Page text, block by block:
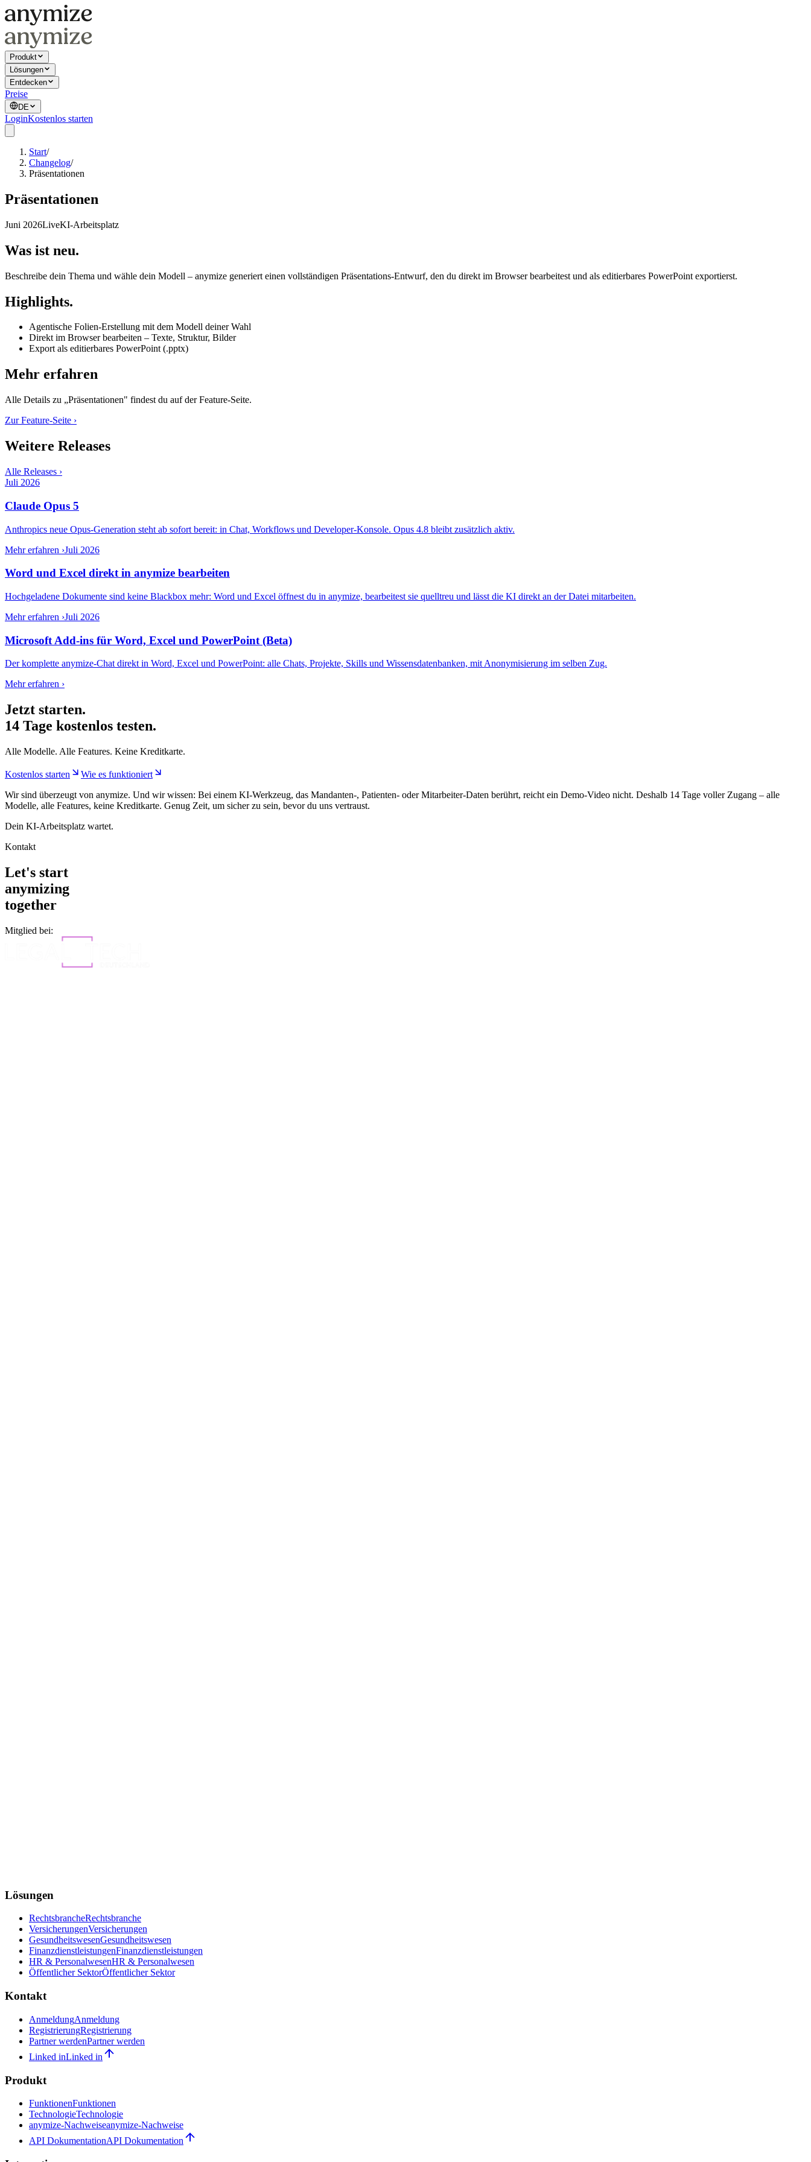
Produkt
Lösungen
Entdecken
Preise
DE
LoginKostenlos starten
Start/
Changelog/
Präsentationen
Präsentationen
Juni 2026LiveKI-Arbeitsplatz
Was ist neu.
Beschreibe dein Thema und wähle dein Modell – anymize generiert einen vollständigen Präsentations-Entwurf, den du direkt im Browser bearbeitest und als editierbares PowerPoint exportierst.
Highlights.
Agentische Folien-Erstellung mit dem Modell deiner Wahl
Direkt im Browser bearbeiten – Texte, Struktur, Bilder
Export als editierbares PowerPoint (.pptx)
Mehr erfahren
Alle Details zu „Präsentationen" findest du auf der Feature-Seite.
Zur Feature-Seite ›
Weitere Releases
Alle Releases ›
Juli 2026
Claude Opus 5
Anthropics neue Opus-Generation steht ab sofort bereit: in Chat, Workflows und Developer-Konsole. Opus 4.8 bleibt zusätzlich aktiv.
Mehr erfahren ›Juli 2026
Word und Excel direkt in anymize bearbeiten
Hochgeladene Dokumente sind keine Blackbox mehr: Word und Excel öffnest du in anymize, bearbeitest sie quelltreu und lässt die KI direkt an der Datei mitarbeiten.
Mehr erfahren ›Juli 2026
Microsoft Add-ins für Word, Excel und PowerPoint (Beta)
Der komplette anymize-Chat direkt in Word, Excel und PowerPoint: alle Chats, Projekte, Skills und Wissensdatenbanken, mit Anonymisierung im selben Zug.
Mehr erfahren ›
Jetzt starten.
14 Tage kostenlos testen.
Alle Modelle. Alle Features. Keine Kreditkarte.
Kostenlos starten
Wie es funktioniert
Wir sind überzeugt von anymize. Und wir wissen: Bei einem KI-Werkzeug, das Mandanten-, Patienten- oder Mitarbeiter-Daten berührt, reicht ein Demo-Video nicht. Deshalb 14 Tage voller Zugang – alle
Modelle, alle Features, keine Kreditkarte. Genug Zeit, um sicher zu sein, bevor du uns vertraust.
Dein KI-Arbeitsplatz wartet.
Kontakt
Let's start
anymizing
together
Mitglied bei:
Lösungen
RechtsbrancheRechtsbranche
VersicherungenVersicherungen
GesundheitswesenGesundheitswesen
FinanzdienstleistungenFinanzdienstleistungen
HR & PersonalwesenHR & Personalwesen
Öffentlicher SektorÖffentlicher Sektor
Kontakt
AnmeldungAnmeldung
RegistrierungRegistrierung
Partner werdenPartner werden
Linked inLinked in
Produkt
FunktionenFunktionen
TechnologieTechnologie
anymize-Nachweiseanymize-Nachweise
API DokumentationAPI Dokumentation